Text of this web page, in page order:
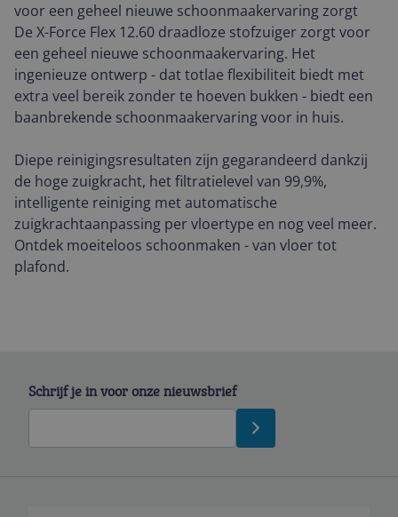
voor een geheel nieuwe schoonmaakervaring zorgt
De X-Force Flex 12.60 draadloze stofzuiger zorgt voor
een geheel nieuwe schoonmaakervaring. Het
ingenieuze ontwerp - dat totlae flexibiliteit biedt met
extra veel bereik zonder te hoeven bukken - biedt een
baanbrekende schoonmaakervaring voor in huis.
Diepe reinigingsresultaten zijn gegarandeerd dankzij
de hoge zuigkracht, het filtratielevel van 99,9%,
intelligente reiniging met automatische
zuigkrachtaanpassing per vloertype en nog veel meer.
Ontdek moeiteloos schoonmaken - van vloer tot
plafond.
Schrijf je in voor onze nieuwsbrief